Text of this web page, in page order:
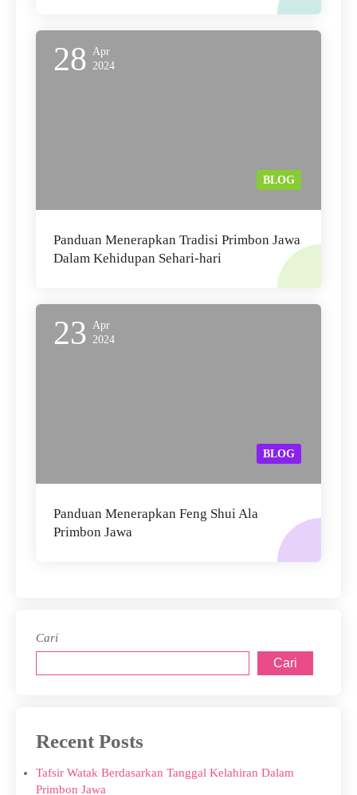
28 Apr
2024
BLOG
Panduan Menerapkan Tradisi Primbon Jawa
Dalam Kehidupan Sehari-hari
23 Apr
2024
BLOG
Panduan Menerapkan Feng Shui Ala
Primbon Jawa
Cari
Cari
Recent Posts
Tafsir Watak Berdasarkan Tanggal Kelahiran Dalam
Primbon Jawa